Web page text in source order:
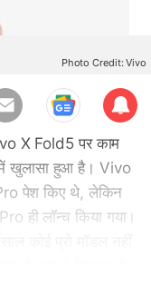
Photo Credit: Vivo
Sub
scri
be
X Fold5 पर काम
खुलासा हुआ है। Vivo
पेश किए थे, लेकिन
ही लॉन्च किया गया।
कोई प्रो मॉडल नहीं